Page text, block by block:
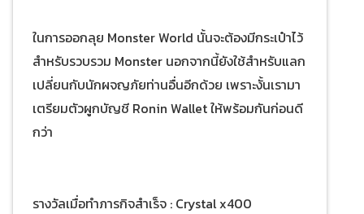
ในการออกลุย Monster World นั้นจะต้องมีกระเป๋าไว้
สำหรับรวบรวม Monster นอกจากนี้ยังใช้สำหรับแลก
เปลี่ยนกับนักผจญภัยท่านอื่นอีกด้วย เพราะงั้นเรามา
เตรียมตัวผูกบัญชี Ronin Wallet ให้พร้อมกันก่อนดี
กว่า
รางวัลเมื่อทำภารกิจสำเร็จ : Crystal x400